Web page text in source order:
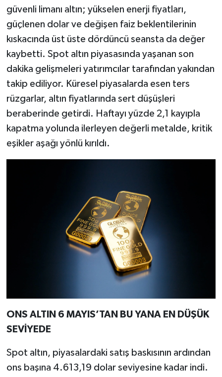
güvenli limanı altın; yükselen enerji fiyatları,
güçlenen dolar ve değişen faiz beklentilerinin
kıskacında üst üste dördüncü seansta da değer
kaybetti. Spot altın piyasasında yaşanan son
dakika gelişmeleri yatırımcılar tarafından yakından
takip ediliyor. Küresel piyasalarda esen ters
rüzgarlar, altın fiyatlarında sert düşüşleri
beraberinde getirdi. Haftayı yüzde 2,1 kayıpla
kapatma yolunda ilerleyen değerli metalde, kritik
eşikler aşağı yönlü kırıldı.
ONS ALTIN 6 MAYIS’TAN BU YANA EN DÜŞÜK
SEVİYEDE
Spot altın, piyasalardaki satış baskısının ardından
ons başına 4.613,19 dolar seviyesine kadar indi.